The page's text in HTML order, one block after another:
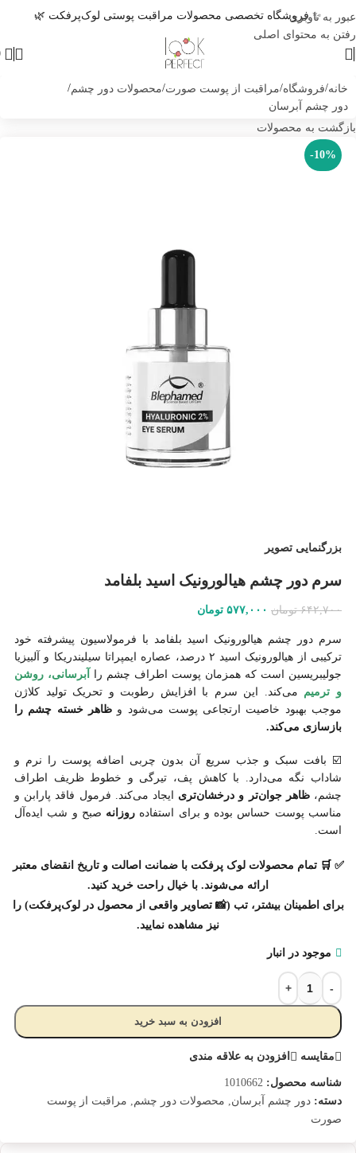
عبور به ناوبری
رفتن به محتوای اصلی
✨ فروشگاه تخصصی محصولات مراقبت پوستی لوک‌پرفکت 🌿
خانه/فروشگاه/مراقبت از پوست صورت/محصولات دور چشم/
دور چشم آبرسان
بازگشت به محصولات
-10%
بزرگنمایی تصویر
سرم دور چشم هیالورونیک اسید بلفامد
۶۴۲,۷۰۰ تومان ۵۷۷,۰۰۰ تومان
سرم دور چشم هیالورونیک اسید بلفامد با فرمولاسیون پیشرفته خود
ترکیبی از هیالورونیک اسید ۲ درصد، عصاره ایمپراتا سیلیندریکا و آلبیزیا
جولیبریسین است که همزمان پوست اطراف چشم را
آبرسانی، روشن
و ترمیم می‌کند. این سرم با افزایش رطوبت و تحریک تولید کلاژن
موجب بهبود خاصیت ارتجاعی پوست می‌شود و ظاهر خسته چشم را
بازسازی می‌کند.
☑️ بافت سبک و جذب سریع آن بدون چربی اضافه پوست را نرم و
شاداب نگه می‌دارد. با کاهش پف، تیرگی و خطوط ظریف اطراف
چشم،ظاهر جوان‌تر و درخشان‌تری ایجاد می‌کند. فرمول فاقد پارابن و
مناسب پوست حساس بوده و برای استفاده روزانه صبح و شب ایده‌آل
است.
✅
🛒 تمام محصولات لوک پرفکت باضمانت اصالت وتاریخ انقضای معتبر
ارائه می‌شوند. با خیال راحت خرید کنید.
برای اطمینان بیشتر، تب (📸تصاویر واقعی از محصول در لوک‌پرفکت) را
نیز مشاهده نمایید.
موجود در انبار
افزودن به سبد خرید
مقایسه افزودن به علاقه مندی
شناسه محصول: 1010662
دسته: دور چشم آبرسان, محصولات دور چشم , مراقبت از پوست
صورت